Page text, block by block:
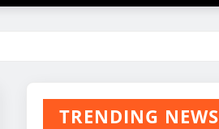
TRENDING NEWS